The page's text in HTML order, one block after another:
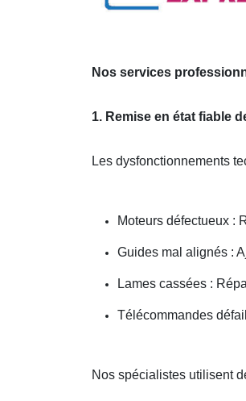
Nos services
1. Remise en état fiable
Les dysfonctionnements
Moteurs défectueux :
Guides mal alignés :
Lames cassées :
Télécommandes
Nos spécialistes utilisent